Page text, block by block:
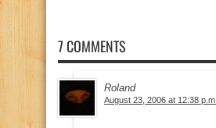
7 COMMENTS
Roland
August 23, 2006 at 12:38 p.m.